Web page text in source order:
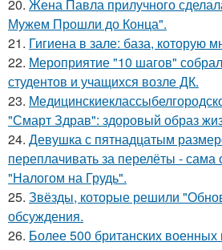
20. Жена Павла прилучного
Мужем Прошли до Конца".
21. Гигиена в зале: база, которую
22. Мероприятие "10 шагов"
студентов и учащихся возле ДК.
23.
"Смарт Здрав": здоровый образ
24. Девушка с пятнадцатым
переплачивать за перелёты - сама
"Налогом на Грудь".
25. Звёзды, которые решили
обсуждения.
26. Более 500 британских